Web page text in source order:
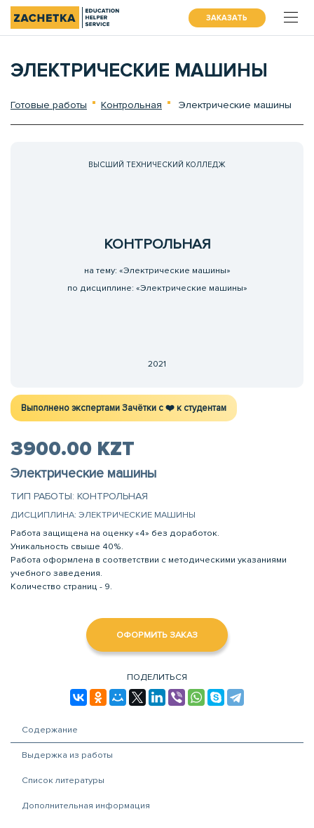
ЗАКАЗАТЬ
ЭЛЕКТРИЧЕСКИЕ МАШИНЫ
Готовые работы Контрольная Электрические машины
ВЫСШИЙ ТЕХНИЧЕСКИЙ КОЛЛЕДЖ
КОНТРОЛЬНАЯ
на тему: «Электрические машины»
по дисциплине: «Электрические машины»
2021
Выполнено экспертами Зачётки c ❤️ к студентам
3900.00 KZT
Электрические машины
ТИП РАБОТЫ: КОНТРОЛЬНАЯ
ДИСЦИПЛИНА: ЭЛЕКТРИЧЕСКИЕ МАШИНЫ
Работа защищена на оценку «4» без доработок.
Уникальность свыше 40%.
Работа оформлена в соответствии с методическими указаниями
учебного заведения.
Количество страниц - 9.
ОФОРМИТЬ ЗАКАЗ
ПОДЕЛИТЬСЯ
Содержание
Выдержка из работы
Список литературы
Дополнительная информация